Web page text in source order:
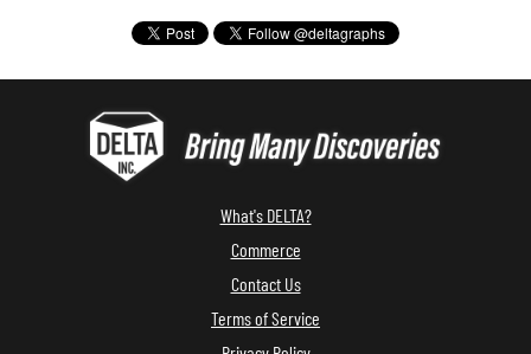
What's DELTA?
Commerce
Contact Us
Terms of Service